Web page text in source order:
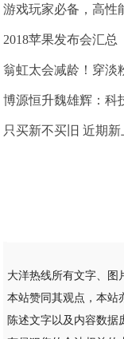
游戏玩家必备，高性
2018苹果发布会汇总
翁虹太会减龄！穿淡
博源恒升魏雄辉：科
只买新不买旧 近期
大洋热线所有文字、图
本站赞同其观点，本站
陈述文字以及内容数据